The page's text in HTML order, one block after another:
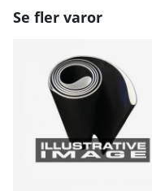
Se fler varor